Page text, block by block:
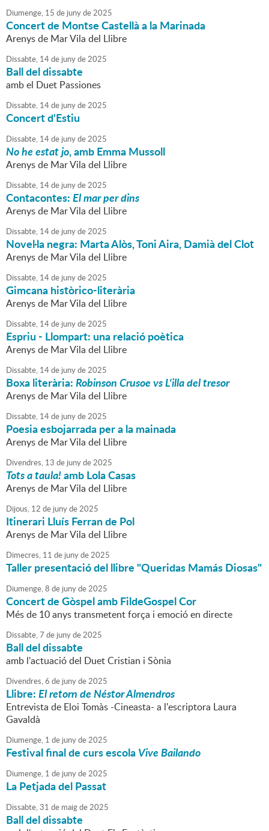
Diumenge, 15 de junyde2025
Concert de Montse Castellà a la Marinada
Arenys de Mar Vila del Llibre
Dissabte, 14de junyde2025
Ball del dissabte
amb el Duet Passiones
Dissabte, 14de junyde2025
Concert d'Estiu
Dissabte, 14de junyde2025
No he estat jo, amb Emma Mussoll
Arenys de Mar Vila del Llibre
Dissabte, 14de junyde2025
Contacontes:El mar per dins
Arenys de Mar Vila del Llibre
Dissabte, 14de junyde2025
Novel·la negra: Marta Alòs, Toni Aira, Damià del Clot
Arenys de Mar Vila del Llibre
Dissabte, 14de junyde2025
Gimcana històrico-literària
Arenys de Mar Vila del Llibre
Dissabte, 14de junyde2025
Espriu - Llompart: una relació poètica
Arenys de Mar Vila del Llibre
Dissabte, 14de junyde2025
Boxa literària:Robinson Crusoe vs L'illa del tresor
Arenys de Mar Vila del Llibre
Dissabte, 14de junyde2025
Poesia esbojarrada per a la mainada
Arenys de Mar Vila del Llibre
Divendres, 13 de junyde2025
Tots a taula!amb Lola Casas
Arenys de Mar Vila del Llibre
Dijous, 12 de junyde2025
Itinerari Lluís Ferran de Pol
Arenys de Mar Vila del Llibre
Dimecres, 11 de junyde2025
Taller presentació del llibre "Queridas Mamás Diosas"
Diumenge,8 de junyde2025
Concert de Gòspel amb FildeGospel Cor
Més de 10 anys transmetent força i emoció en directe
Dissabte,7 de junyde2025
Ball del dissabte
amb l'actuació del Duet Cristian i Sònia
Divendres,6 de junyde2025
Llibre:El retorn de Néstor Almendros
Entrevista de Eloi Tomàs -Cineasta- a l'escriptora Laura
Gavaldà
Diumenge, 1 de junyde2025
Festival final de curs escolaVive Bailando
Diumenge, 1 de junyde2025
La Petjada del Passat
Dissabte,31 de maigde2025
Ball del dissabte